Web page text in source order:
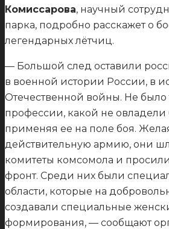
Комиссарова, научный
парка, подробно расскажет о
легендарных лётчиц.
— Большой след оставили
в военной истории России, в
Отечественной войны. Не было
профессии, какой не
применяя ее на поле боя.
действительную армию, они
комитеты комсомола и
фронт. Среди них были
области, которые на
создавали специальные
формирования, — сообщают